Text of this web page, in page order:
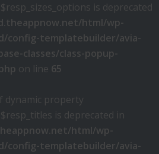
is deprecated
html/wp-
config-templatebuilder/avia-
classes/class-popup-
on line 65
dynamic property
is deprecated in
html/wp-
config-templatebuilder/avia-